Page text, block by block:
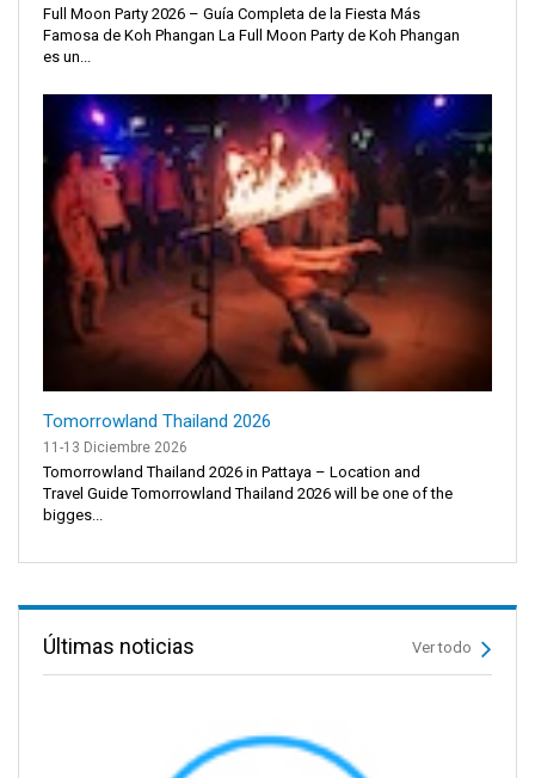
Full Moon Party 2026 – Guía Completa de la Fiesta Más
Famosa de Koh Phangan La Full Moon Party de Koh Phangan
es un...
Tomorrowland Thailand 2026
11-13 Diciembre 2026
Tomorrowland Thailand 2026 in Pattaya – Location and
Travel Guide Tomorrowland Thailand 2026 will be one of the
bigges...
Últimas noticias Ver todo